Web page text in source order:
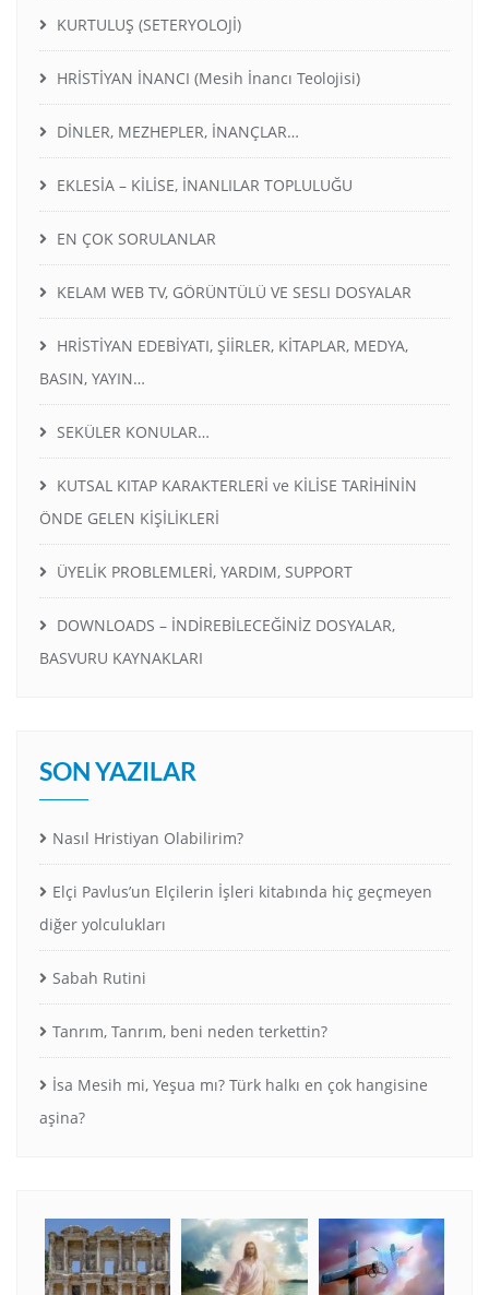
KURTULUŞ (SETERYOLOJİ)
HRİSTİYAN İNANCI (Mesih İnancı Teolojisi)
DİNLER, MEZHEPLER, İNANÇLAR…
EKLESİA – KİLİSE, İNANLILAR TOPLULUĞU
EN ÇOK SORULANLAR
KELAM WEB TV, GÖRÜNTÜLÜ VE SESLI DOSYALAR
HRİSTİYAN EDEBİYATI, ŞİİRLER, KİTAPLAR, MEDYA,
BASIN, YAYIN…
SEKÜLER KONULAR…
KUTSAL KITAP KARAKTERLERİ ve KİLİSE TARİHİNİN
ÖNDE GELEN KİŞİLİKLERİ
ÜYELİK PROBLEMLERİ, YARDIM, SUPPORT
DOWNLOADS – İNDİREBİLECEĞİNİZ DOSYALAR,
BASVURU KAYNAKLARI
SON YAZILAR
Nasıl Hristiyan Olabilirim?
Elçi Pavlus’un Elçilerin İşleri kitabında hiç geçmeyen
diğer yolculukları
Sabah Rutini
Tanrım, Tanrım, beni neden terkettin?
İsa Mesih mi, Yeşua mı? Türk halkı en çok hangisine
aşina?